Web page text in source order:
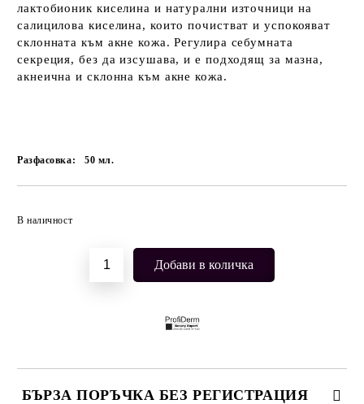
лактобионик киселина и натурални източници на
салицилова киселина, които почистват и успокояват
склонната към акне кожа. Регулира себумната
секреция, без да изсушава, и е подходящ за мазна,
акнеична и склонна към акне кожа.
Разфасовка: 50 мл.
В наличност
БЪРЗА ПОРЪЧКА БЕЗ РЕГИСТРАЦИЯ